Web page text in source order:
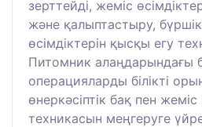
зерттейді, жеміс
және қалыптастыру,
өсімдіктерін қысқы егу
Питомник алаңдарындағы
операцияларды білікті
өнеркәсіптік бақ пен
техникасын меңгеруге